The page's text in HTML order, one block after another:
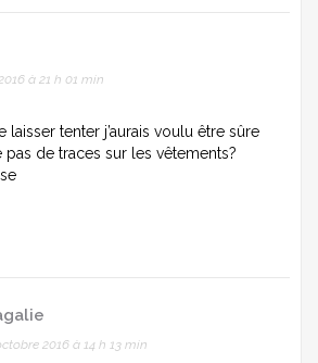
à 21 h 01 min
laisser tenter j’aurais voulu être sûre
de traces sur les vêtements?
2016 à 14 h 13 min